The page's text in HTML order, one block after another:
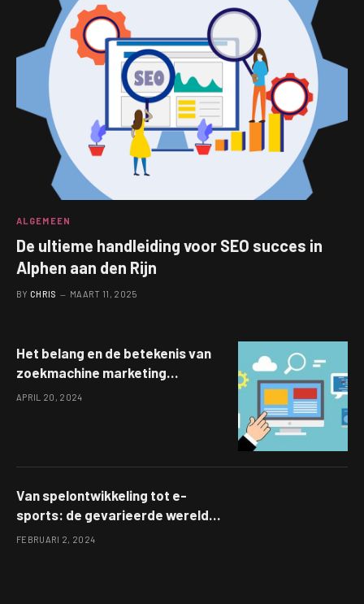
ALGEMEEN
De ultieme handleiding voor SEO succes in
Alphen aan den Rijn
BY CHRIS MAART 11, 2025
Het belang en de betekenis van
zoekmachine marketing
ontrafeld
APRIL 20, 2024
Van spelontwikkeling tot e-
sports: de gevarieerde wereld
van gaming en zijn impact op de
FEBRUARI 2, 2024